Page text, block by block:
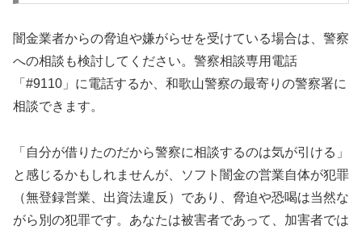
闇金業者からの脅迫や嫌がらせを受けている場合は、警察
への相談も検討してください。警察相談専用電話
「#9110」に電話するか、和歌山警察の最寄りの警察署に
相談できます。
「自分が借りたのだから警察に相談するのは気が引ける」
と感じるかもしれませんが、ソフト闇金の営業自体が犯罪
（無登録営業、出資法違反）であり、脅迫や恐喝は当然な
がら別の犯罪です。あなたは被害者であって、加害者では